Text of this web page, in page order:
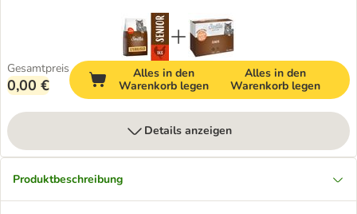
Gesamtpreis
0,00 €
Alles in den
Warenkorb legen
Alles in den
Warenkorb legen
Details anzeigen
Produktbeschreibung